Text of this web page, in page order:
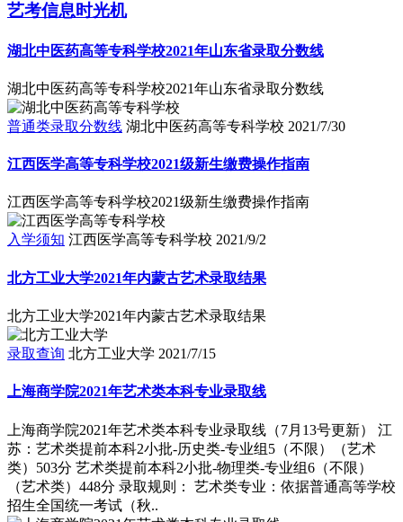
艺考信息时光机
湖北中医药高等专科学校2021年山东省录取分数线
湖北中医药高等专科学校2021年山东省录取分数线
普通类录取分数线 湖北中医药高等专科学校 2021/7/30
江西医学高等专科学校2021级新生缴费操作指南
江西医学高等专科学校2021级新生缴费操作指南
入学须知 江西医学高等专科学校 2021/9/2
北方工业大学2021年内蒙古艺术录取结果
北方工业大学2021年内蒙古艺术录取结果
录取查询 北方工业大学 2021/7/15
上海商学院2021年艺术类本科专业录取线
上海商学院2021年艺术类本科专业录取线（7月13号更新） 江
苏：艺术类提前本科2小批-历史类-专业组5（不限）（艺术
类）503分 艺术类提前本科2小批-物理类-专业组6（不限）
（艺术类）448分 录取规则： 艺术类专业：依据普通高等学校
招生全国统一考试（秋..